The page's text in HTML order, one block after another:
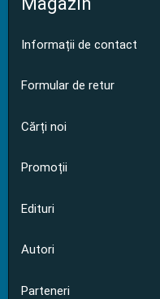
Informații de contact
Formular de retur
Cărți noi
Promoții
Edituri
Autori
Parteneri